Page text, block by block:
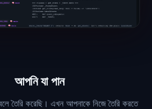
আপনি যা পান
তৈরি করেছি। এখন আপনাকে নিজে তৈরি করতে